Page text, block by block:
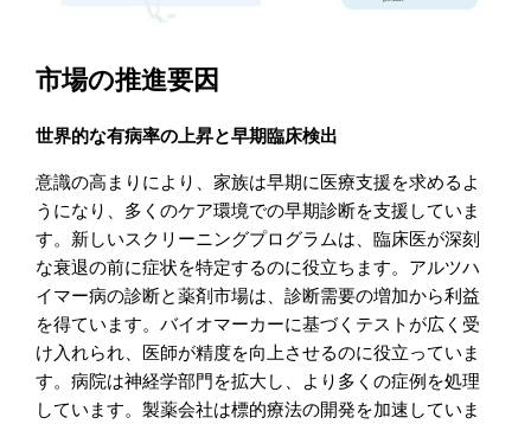
市場の推進要因
世界的な有病率の上昇と早期臨床検出
意識の高まりにより、家族は早期に医療支援を求めるよ
うになり、多くのケア環境での早期診断を支援していま
す。新しいスクリーニングプログラムは、臨床医が深刻
な衰退の前に症状を特定するのに役立ちます。アルツハ
イマー病の診断と薬剤市場は、診断需要の増加から利益
を得ています。バイオマーカーに基づくテストが広く受
け入れられ、医師が精度を向上させるのに役立っていま
す。病院は神経学部門を拡大し、より多くの症例を処理
しています。製薬会社は標的療法の開発を加速していま